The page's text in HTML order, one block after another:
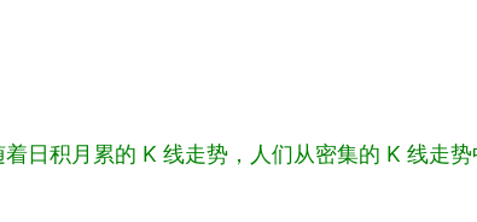
日积月累的 K 线走势，人们从密集的 K 线走